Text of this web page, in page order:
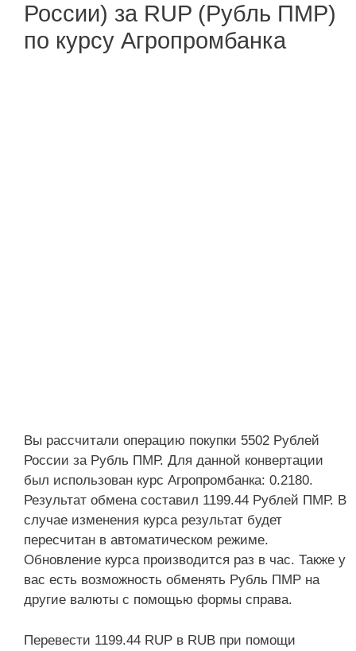
России) за RUP (Рубль ПМР)
по курсу Агропромбанка
Вы рассчитали операцию покупки 5502 Рублей
России за Рубль ПМР. Для данной конвертации
был использован курс Агропромбанка: 0.2180.
Результат обмена составил 1199.44 Рублей ПМР. В
случае изменения курса результат будет
пересчитан в автоматическом режиме.
Обновление курса производится раз в час. Также у
вас есть возможность обменять Рубль ПМР на
другие валюты с помощью формы справа.
Перевести 1199.44 RUP в RUB при помощи